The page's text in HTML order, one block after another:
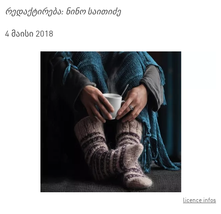
რედაქტირება: ნინო საითიძე
4 მაისი 2018
licence infos